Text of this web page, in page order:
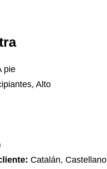
pie
Alto
Catalán, Castellano